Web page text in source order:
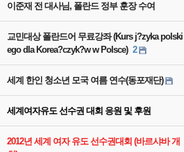
이준재 전 대사님, 폴란드 정부 훈장 수여
교민대상 폴란드어 무료강좌 (Kurs j?zyka polski
ego dla Korea?czyk?w w Polsce) 2
세계 한인 청소년 모국 여름 연수(동포재단)
세계여자유도 선수권 대회 응원 및 후원
2012년 세계 여자 유도 선수권대회 (바르샤바 개